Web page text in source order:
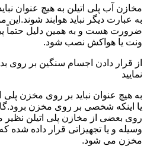
مخازن آب پلی اتیلن به هیچ عنوان
به عبارت دیگر نباید هوابند
ضرورت هست و به همین دلیل حتماً
ونت یا هواکش نصب شود.
از قرار دادن اجسام سنگین بر روی
نمایید
به هیچ عنوان نباید بر روی مخزن پلی
یا اینکه شخصی بر روی مخزن
روی بعضی از مخازن پلی اتیلن
وسیله و یا تجهیزاتی قرار داده شده
مخزن می شود.